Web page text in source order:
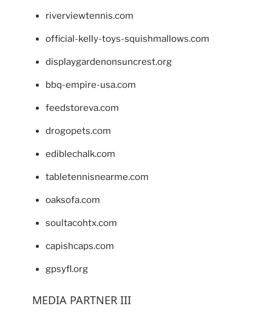
riverviewtennis.com
official-kelly-toys-squishmallows.com
displaygardenonsuncrest.org
bbq-empire-usa.com
feedstoreva.com
drogopets.com
ediblechalk.com
tabletennisnearme.com
oaksofa.com
soultacohtx.com
capishcaps.com
gpsyfl.org
MEDIA PARTNER III